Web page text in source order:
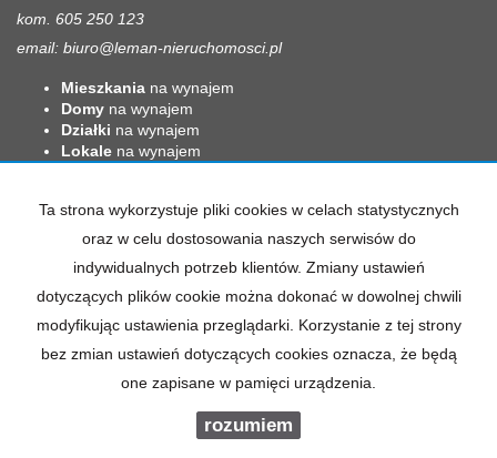
kom. 605 250 123
email: biuro@leman-nieruchomosci.pl
Mieszkania na wynajem
Domy na wynajem
Działki na wynajem
Lokale na wynajem
na sprzedaż
Działkina sprzedaż
Lokalena sprzedaż
Obiekty na sprzedaż
Program dla biur nieruchomości
Ta strona wykorzystuje pliki cookies w celach statystycznych
oraz w celu dostosowania naszych serwisów do
indywidualnych potrzeb klientów. Zmiany ustawień
dotyczących plików cookie można dokonać w dowolnej chwili
modyfikując ustawienia przeglądarki. Korzystanie z tej strony
bez zmian ustawień dotyczących cookies oznacza, że będą
one zapisane w pamięci urządzenia.
rozumiem